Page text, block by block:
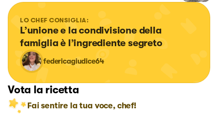
LO CHEF CONSIGLIA:
L’unione e la condivisione della
famiglia è l’ingrediente segreto
federicagiudice64
Vota la ricetta
Fai sentire la tua voce, chef!